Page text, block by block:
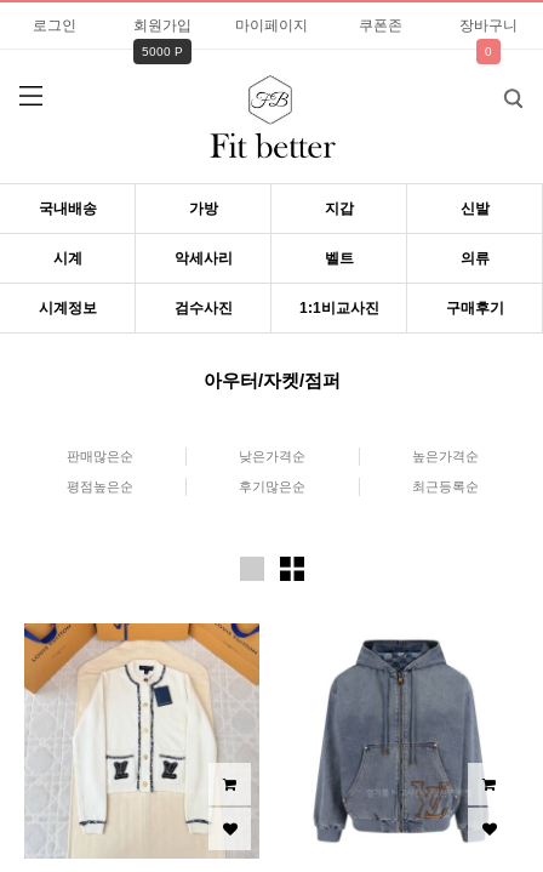
로그인 회원가입
5000 P
마이페이지 쿠폰존 장바구니
0
국내배송 가방 지갑 신발
시계 악세사리 벨트 의류
시계정보 검수사진 1:1비교사진 구매후기
아우터/자켓/점퍼
판매많은순 낮은가격순 높은가격순
평점높은순 후기많은순 최근등록순